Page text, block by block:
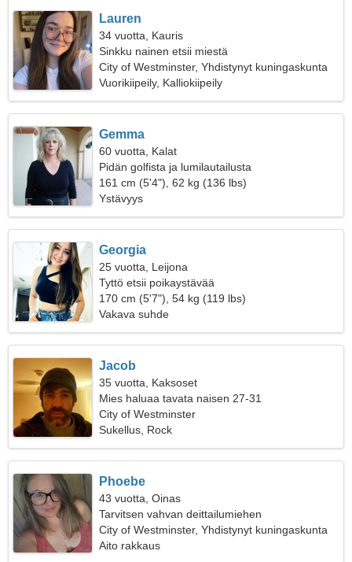
Lauren
34 vuotta, Kauris
Sinkku nainen etsii miestä
City of Westminster, Yhdistynyt kuningaskunta
Vuorikiipeily, Kalliokiipeily
Gemma
60 vuotta, Kalat
Pidän golfista ja lumilautailusta
161 cm (5'4"), 62 kg (136 lbs)
Ystävyys
Georgia
25 vuotta, Leijona
Tyttö etsii poikaystävää
170 cm (5'7"), 54 kg (119 lbs)
Vakava suhde
Jacob
35 vuotta, Kaksoset
Mies haluaa tavata naisen 27-31
City of Westminster
Sukellus, Rock
Phoebe
43 vuotta, Oinas
Tarvitsen vahvan deittailumiehen
City of Westminster, Yhdistynyt kuningaskunta
Aito rakkaus